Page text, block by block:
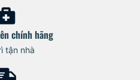
chính hãng
tận nhà